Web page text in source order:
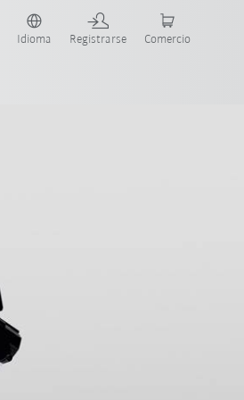
Idioma Registrarse Comercio